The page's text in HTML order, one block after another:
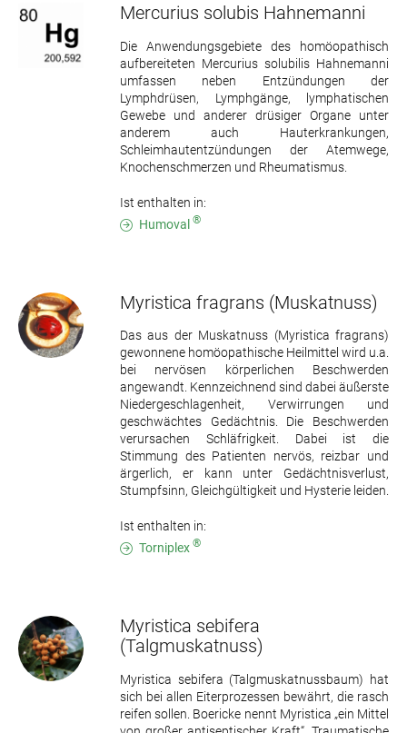
Mercurius solubis Hahnemanni
Die Anwendungsgebiete des homöopathisch
aufbereiteten Mercurius solubilis Hahnemanni
umfassen neben Entzündungen der
Lymphdrüsen, Lymphgänge, lymphatischen
Gewebe und anderer drüsiger Organe unter
anderem auch Hauterkrankungen,
Schleimhautentzündungen der Atemwege,
Knochenschmerzen und Rheumatismus.
Ist enthalten in:
Humoval ®
Myristica fragrans (Muskatnuss)
Das aus der Muskatnuss (Myristica fragrans)
gewonnene homöopathische Heilmittel wird u.a.
bei nervösen körperlichen Beschwerden
angewandt. Kennzeichnend sind dabei äußerste
Niedergeschlagenheit, Verwirrungen und
geschwächtes Gedächtnis. Die Beschwerden
verursachen Schläfrigkeit. Dabei ist die
Stimmung des Patienten nervös, reizbar und
ärgerlich, er kann unter Gedächtnisverlust,
Stumpfsinn, Gleichgültigkeit und Hysterie leiden.
Ist enthalten in:
Torniplex ®
Myristica sebifera
(Talgmuskatnuss)
Myristica sebifera (Talgmuskatnussbaum) hat
sich bei allen Eiterprozessen bewährt, die rasch
reifen sollen. Boericke nennt Myristica „ein Mittel